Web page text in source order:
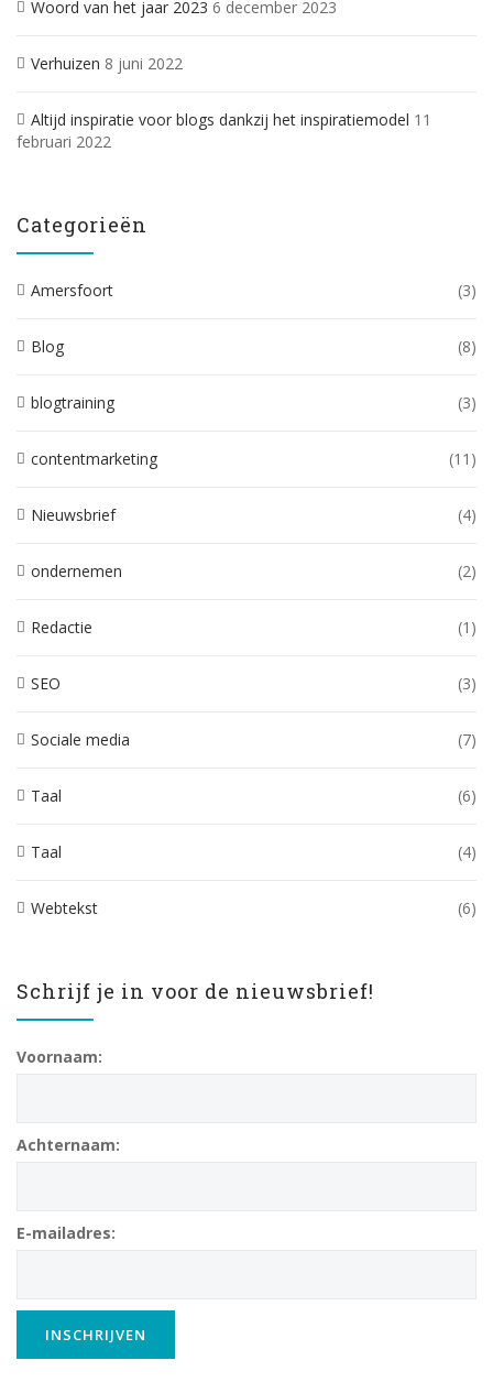
Woord van het jaar 2023 6 december 2023
Verhuizen 8 juni 2022
Altijd inspiratie voor blogs dankzij het inspiratiemodel 11
februari 2022
Categorieën
Amersfoort (3)
Blog (8)
blogtraining (3)
contentmarketing (11)
Nieuwsbrief (4)
ondernemen (2)
Redactie (1)
SEO (3)
Sociale media (7)
Taal (6)
Taal (4)
Webtekst (6)
Schrijf je in voor de nieuwsbrief!
Voornaam:
Achternaam:
E-mailadres: